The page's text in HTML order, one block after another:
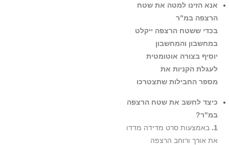
אנא הזינו למטה את שטח
הרצפה במ"ר
בכדי ששטח הרצפה ייקלט
במחשבון והמחשבון
יוסיף בצורה אוטומטית
לעגלת הקניות את
מספר החבילות שתצטרכו
כיצד לחשב את שטח הרצפה
במ"ר?
1.
באמצעות סרט מדידה מדדו
את אורך ורוחב הרצפה